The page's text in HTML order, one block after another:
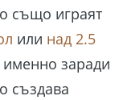
също играят
или над 2.5
именно заради
създава